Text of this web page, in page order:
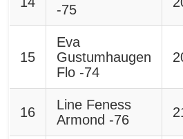
-75
15
Eva
Gustumhaugen
Flo -74
16
Line Feness
Armond -76